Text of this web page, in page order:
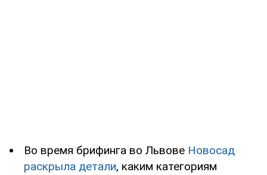
Во время брифинга во Львове Новосад
раскрыла детали, каким категориям